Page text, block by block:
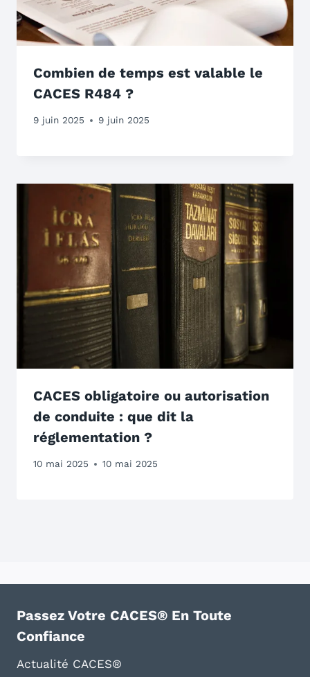
Combien de temps est valable le
CACES R484 ?
9 juin 2025 9 juin 2025
CACES obligatoire ou autorisation
de conduite : que dit la
réglementation ?
10 mai 2025 10 mai 2025
Passez Votre CACES® En Toute
Confiance
Actualité CACES®